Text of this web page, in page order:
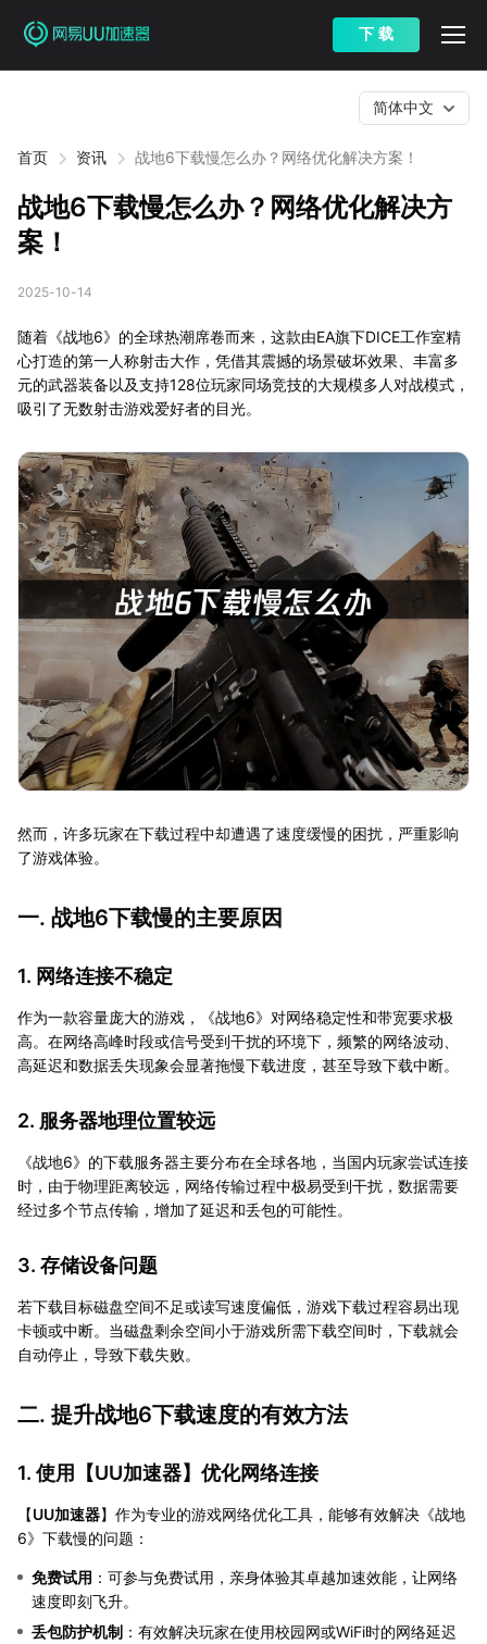
下 载
首页 资讯 战地6下载慢怎么办？网络优化解决方案！
简体中文
战地6下载慢怎么办？网络优化解决方
案！
2025-10-14
随着《战地6》的全球热潮席卷而来，这款由EA旗下DICE工作室精
心打造的第一人称射击大作，凭借其震撼的场景破坏效果、丰富多
元的武器装备以及支持128位玩家同场竞技的大规模多人对战模式，
吸引了无数射击游戏爱好者的目光。
然而，许多玩家在下载过程中却遭遇了速度缓慢的困扰，严重影响
了游戏体验。
一. 战地6下载慢的主要原因
1. 网络连接不稳定
作为一款容量庞大的游戏，《战地6》对网络稳定性和带宽要求极
高。在网络高峰时段或信号受到干扰的环境下，频繁的网络波动、
高延迟和数据丢失现象会显著拖慢下载进度，甚至导致下载中断。
2. 服务器地理位置较远
《战地6》的下载服务器主要分布在全球各地，当国内玩家尝试连接
时，由于物理距离较远，网络传输过程中极易受到干扰，数据需要
经过多个节点传输，增加了延迟和丢包的可能性。
3. 存储设备问题
若下载目标磁盘空间不足或读写速度偏低，游戏下载过程容易出现
卡顿或中断。当磁盘剩余空间小于游戏所需下载空间时，下载就会
自动停止，导致下载失败。
二. 提升战地6下载速度的有效方法
1. 使用【UU加速器】优化网络连接
【UU加速器】作为专业的游戏网络优化工具，能够有效解决《战地
6》下载慢的问题：
免费试用 ：可参与免费试用，亲身体验其卓越加速效能，让网络
速度即刻飞升。
丢包防护机制 ：有效解决玩家在使用校园网或WiFi时的网络延迟